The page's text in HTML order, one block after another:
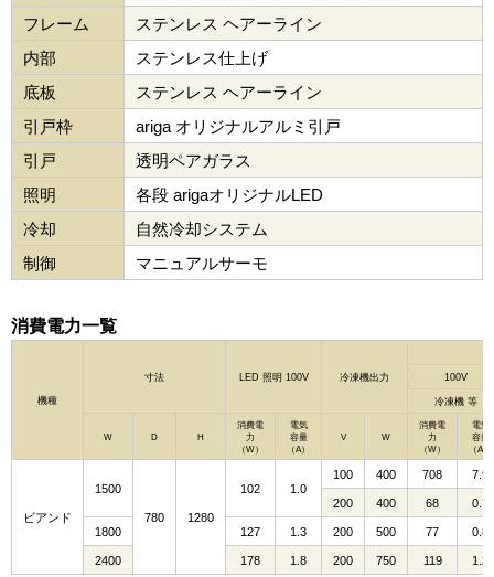
フレーム
ステンレス ヘアーライン
内部
ステンレス仕上げ
底板
ステンレス ヘアーライン
引戸枠
ariga オリジナルアルミ引戸
引戸
透明ペアガラス
照明
各段 arigaオリジナルLED
冷却
自然冷却システム
制御
マニュアルサーモ
消費電力一覧
機種
寸法 LED 照明 100V 冷凍機出力 100V
冷凍機 等
W D H
消費電
力
（W）
電気
容量
（A）
V W
消費電
力
（W）
電気
容量
（A）
ビアンド
1500
780 1280
102 1.0
100 400 708 7.9
200 400 68 0.7
1800 127 1.3 200 500 77 0.8
2400 178 1.8 200 750 119 1.2